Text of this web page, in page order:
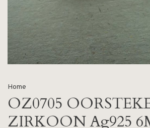
Home
OZ0705
ZIRKOON Ag925